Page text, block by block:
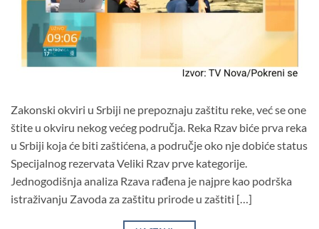
Zakonski okviri u Srbiji ne prepoznaju zaštitu reke, već se one
štite u okviru nekog većeg područja. Reka Rzav biće prva reka
u Srbiji koja će biti zaštićena, a područje oko nje dobiće status
Specijalnog rezervata Veliki Rzav prve kategorije.
Jednogodišnja analiza Rzava rađena je najpre kao podrška
istraživanju Zavoda za zaštitu prirode u zaštiti […]